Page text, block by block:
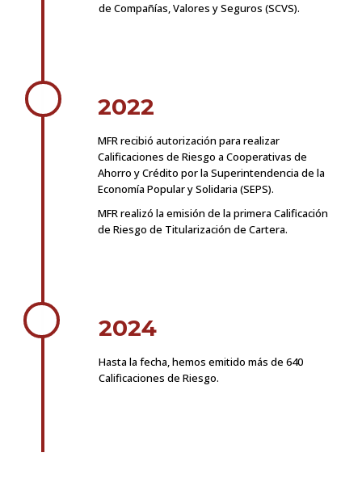
de Compañías, Valores y Seguros (SCVS).
2022
MFR recibió autorización para realizar
Calificaciones de Riesgo a Cooperativas de
Ahorro y Crédito por la Superintendencia de la
Economía Popular y Solidaria (SEPS).
MFR realizó la emisión de la primera Calificación
de Riesgo de Titularización de Cartera.
2024
Hasta la fecha, hemos emitido más de 640
Calificaciones de Riesgo.